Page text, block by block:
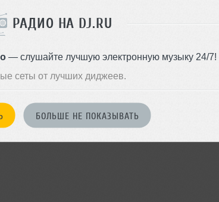
РАДИО НА DJ.RU
— слушайте лучшую электронную музыку 24/7!
сеты от лучших диджеев.
БОЛЬШЕ НЕ ПОКАЗЫВАТЬ